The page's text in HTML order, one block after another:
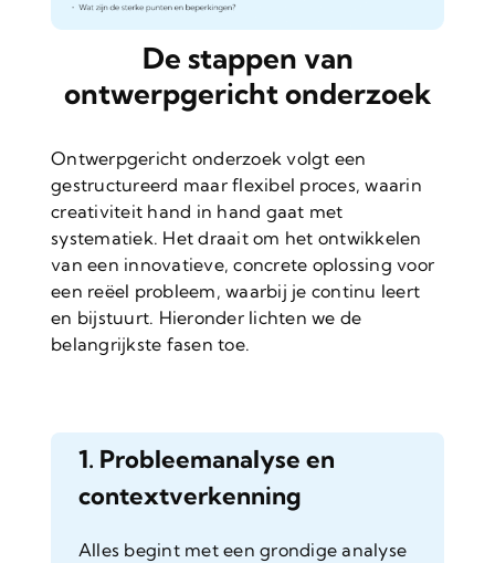
De stappen van
ontwerpgericht onderzoek
Ontwerpgericht onderzoek volgt een
gestructureerd maar flexibel proces, waarin
creativiteit hand in hand gaat met
systematiek. Het draait om het ontwikkelen
van een innovatieve, concrete oplossing voor
een reëel probleem, waarbij je continu leert
en bijstuurt. Hieronder lichten we de
belangrijkste fasen toe.
1. Probleemanalyse en
contextverkenning
Alles begint met een grondige analyse